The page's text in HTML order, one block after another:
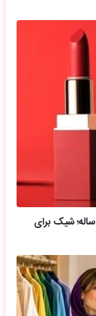
ایده آل ترین رنگ های رژ لب مناسب خانم های 40 ساله؛ شیک برای